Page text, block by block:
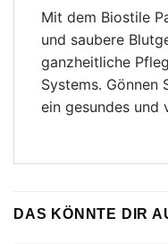
Mit dem Biostile
und saubere
ganzheitliche
Systems. Gönnen
ein gesundes und
DAS KÖNNTE DIR